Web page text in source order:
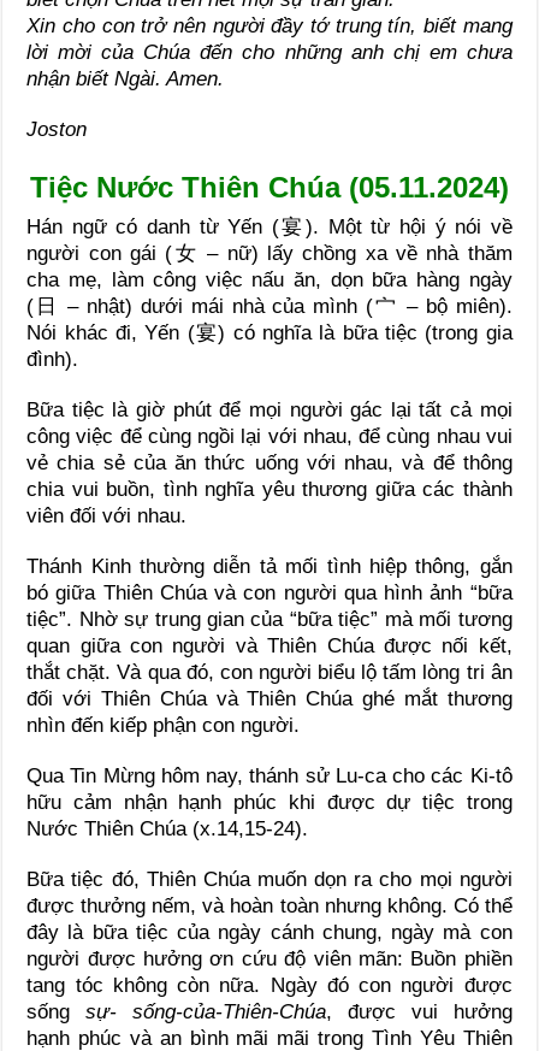
Xin cho con trở nên người đầy tớ trung tín, biết mang
lời mời của Chúa đến cho những anh chị em chưa
nhận biết Ngài.Amen.
Joston
Tiệc Nước Thiên Chúa (05.11.2024)
Hán ngữ có danh từ Yến (宴). Một từ hội ý nói về
người con gái (女 – nữ) lấy chồng xa về nhà thăm
cha mẹ, làm công việc nấu ăn, dọn bữa hàng ngày
(日 – nhật) dưới mái nhà của mình (宀 – bộ miên).
Nói khác đi, Yến (宴) có nghĩa là bữa tiệc (trong gia
đình).
Bữa tiệc là giờ phút để mọi người gác lại tất cả mọi
công việc để cùng ngồi lại với nhau, để cùng nhau vui
vẻ chia sẻ của ăn thức uống với nhau, và để thông
chia vui buồn, tình nghĩa yêu thương giữa các thành
viên đối với nhau.
Thánh Kinh thường diễn tả mối tình hiệp thông, gắn
bó giữa Thiên Chúa và con người qua hình ảnh “bữa
tiệc”. Nhờ sự trung gian của “bữa tiệc” mà mối tương
quan giữa con người và Thiên Chúa được nối kết,
thắt chặt. Và qua đó, con người biểu lộ tấm lòng tri ân
đối với Thiên Chúa và Thiên Chúa ghé mắt thương
nhìn đến kiếp phận con người.
Qua Tin Mừng hôm nay, thánh sử Lu-ca cho các Ki-tô
hữu cảm nhận hạnh phúc khi được dự tiệc trong
Nước Thiên Chúa (x.14,15-24).
Bữa tiệc đó, Thiên Chúa muốn dọn ra cho mọi người
được thưởng nếm, và hoàn toàn nhưng không. Có thể
đây là bữa tiệc của ngày cánh chung, ngày mà con
người được hưởng ơn cứu độ viên mãn: Buồn phiền
tang tóc không còn nữa. Ngày đó con người được
sốngsự- sống-của-Thiên-Chúa, được vui hưởng
hạnh phúc và an bình mãi mãi trong Tình Yêu Thiên